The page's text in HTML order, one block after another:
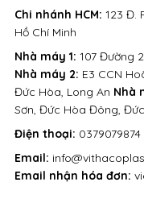
Điện thoại: 0379079874
Email:
Email nhận hóa đơn:
Nhà máy 1: 107 Đường
Nhà máy 2: E3 CCN
Đức Hòa, Long An Nhà
Sơn, Đức Hòa Đông,
Chi nhánh HCM: 123 Đ.
Hồ Chí Minh